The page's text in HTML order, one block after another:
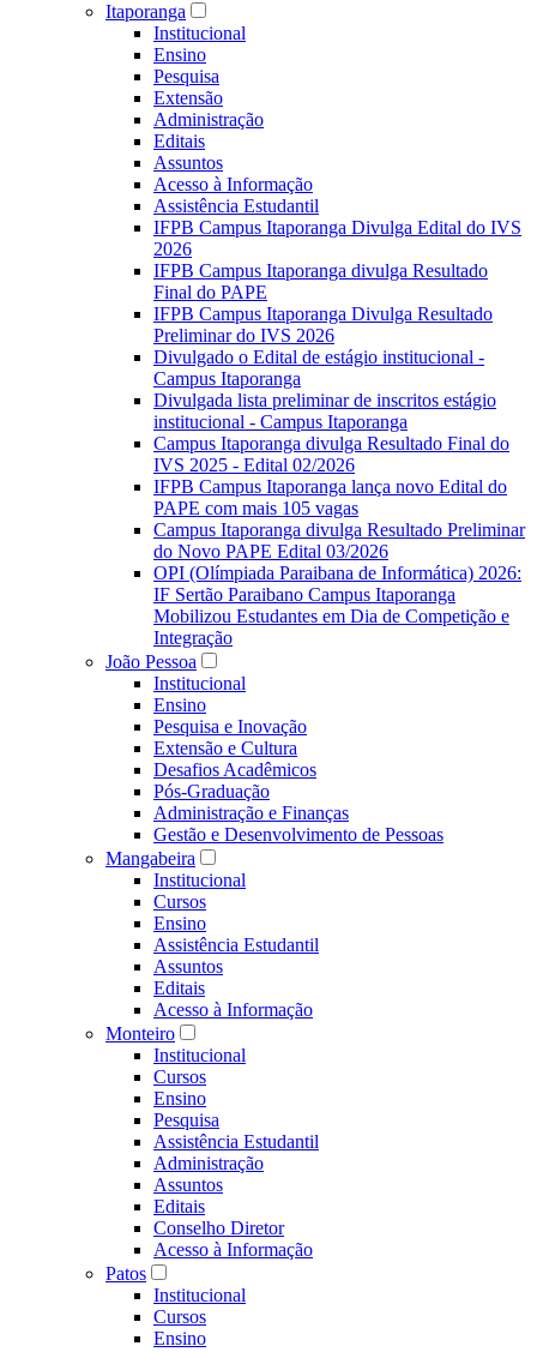
Itaporanga
Institucional
Ensino
Pesquisa
Extensão
Administração
Editais
Assuntos
Acesso à Informação
Assistência Estudantil
IFPB Campus Itaporanga Divulga Edital do IVS
2026
IFPB Campus Itaporanga divulga Resultado
Final do PAPE
IFPB Campus Itaporanga Divulga Resultado
Preliminar do IVS 2026
Divulgado o Edital de estágio institucional -
Campus Itaporanga
Divulgada lista preliminar de inscritos estágio
institucional - Campus Itaporanga
Campus Itaporanga divulga Resultado Final do
IVS 2025 - Edital 02/2026
IFPB Campus Itaporanga lança novo Edital do
PAPE com mais 105 vagas
Campus Itaporanga divulga Resultado Preliminar
do Novo PAPE Edital 03/2026
OPI (Olímpiada Paraibana de Informática) 2026:
IF Sertão Paraibano Campus Itaporanga
Mobilizou Estudantes em Dia de Competição e
Integração
João Pessoa
Institucional
Ensino
Pesquisa e Inovação
Extensão e Cultura
Desafios Acadêmicos
Pós-Graduação
Administração e Finanças
Gestão e Desenvolvimento de Pessoas
Mangabeira
Institucional
Cursos
Ensino
Assistência Estudantil
Assuntos
Editais
Acesso à Informação
Monteiro
Institucional
Cursos
Ensino
Pesquisa
Assistência Estudantil
Administração
Assuntos
Editais
Conselho Diretor
Acesso à Informação
Patos
Institucional
Cursos
Ensino